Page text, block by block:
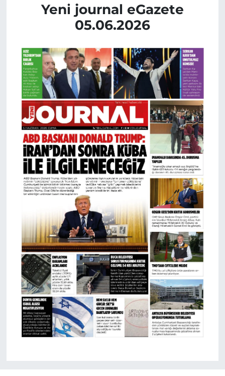
Yeni journal eGazete
05.06.2026